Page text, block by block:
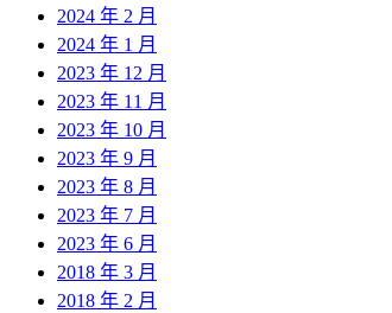
2024 年 2 月
2024 年 1 月
2023 年 12 月
2023 年 11 月
2023 年 10 月
2023 年 9 月
2023 年 8 月
2023 年 7 月
2023 年 6 月
2018 年 3 月
2018 年 2 月